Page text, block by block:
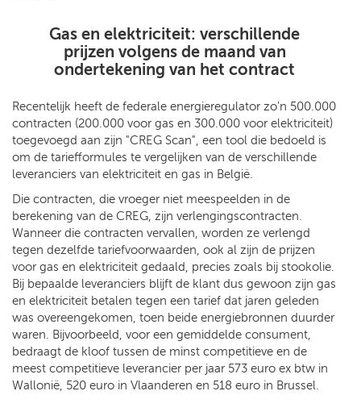
Gas en elektriciteit: verschillende
prijzen volgens de maand van
ondertekening van het contract
Recentelijk heeft de federale energieregulator zo'n 500.000
contracten (200.000 voor gas en 300.000 voor elektriciteit)
toegevoegd aan zijn "CREG Scan", een tool die bedoeld is
om de tariefformules te vergelijken van de verschillende
leveranciers van elektriciteit en gas in België.
Die contracten, die vroeger niet meespeelden in de
berekening van de CREG, zijn verlengingscontracten.
Wanneer die contracten vervallen, worden ze verlengd
tegen dezelfde tariefvoorwaarden, ook al zijn de prijzen
voor gas en elektriciteit gedaald, precies zoals bij stookolie.
Bij bepaalde leveranciers blijft de klant dus gewoon zijn gas
en elektriciteit betalen tegen een tarief dat jaren geleden
was overeengekomen, toen beide energiebronnen duurder
waren. Bijvoorbeeld, voor een gemiddelde consument,
bedraagt de kloof tussen de minst competitieve en de
meest competitieve leverancier per jaar 573 euro ex btw in
Wallonië, 520 euro in Vlaanderen en 518 euro in Brussel.